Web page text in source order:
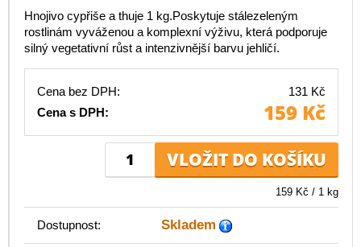
Hnojivo cypřiše a thuje 1 kg.Poskytuje stálezeleným
rostlinám vyváženou a komplexní výživu, která podporuje
silný vegetativní růst a intenzivnější barvu jehličí.
Cena bez DPH:
131 Kč
Cena s DPH:
159 Kč
159 Kč / 1 kg
Dostupnost: Skladem